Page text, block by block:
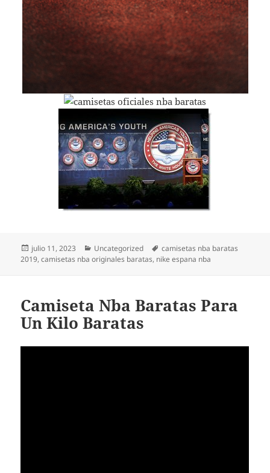
Publicado
el
julio 11, 2023 Categorías
Uncategorized Etiquetas
camisetas nba baratas
2019,camisetas nba originales baratas, nike espana nba
Camiseta Nba Baratas Para
Un Kilo Baratas